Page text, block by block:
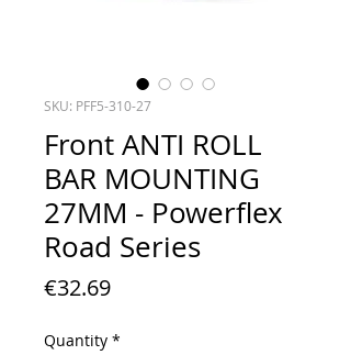
SKU: PFF5-310-27
​​​​​​​Front ANTI ROLL
BAR MOUNTING
27MM - Powerflex
Road Series
€32.69Price
Quantity *